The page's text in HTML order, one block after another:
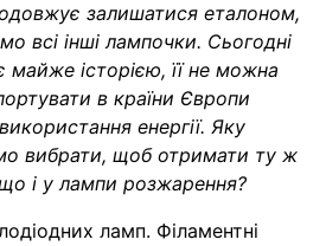
залишатися еталоном,
всі інші лампочки. Сьогодні
історією, її не можна
в країни Європи
енергії. Яку
вибрати, щоб отримати ту ж
і у лампи розжарення?
ламп. Філаментні